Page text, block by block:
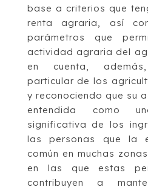
base a criterios que
renta agraria, así
parámetros que
actividad agraria del
en cuenta,
particular de los
y reconociendo que su
entendida como
significativa de los
las personas que la
común en muchas
en las que estas
contribuyen a